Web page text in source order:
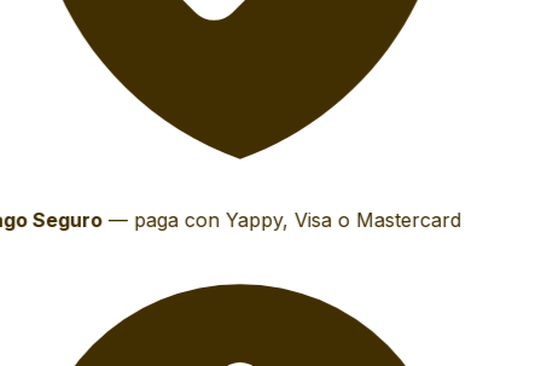
Seguro— paga con Yappy, Visa o Mastercard